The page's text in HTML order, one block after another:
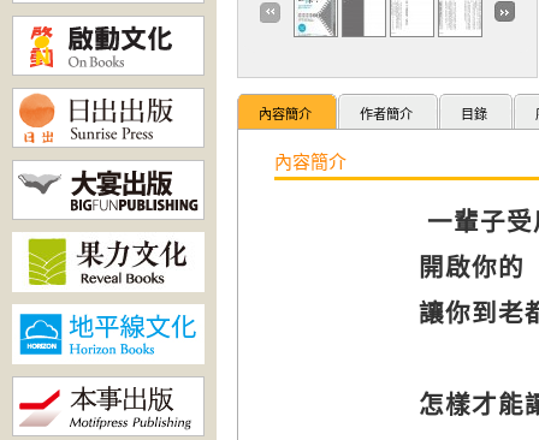
內容簡介 作者簡介 目錄
內容簡介
一輩子
開啟你的
讓你到老
怎樣才能